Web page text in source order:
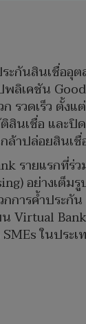
กันสินเชื่อ
ลิเคชัน
ก รวดเร็ว
เชื่อ และ
ล้าปล่อยสินเ
รายแรก
อย่างเต็
การค้ำประ
Virtual
ในประเ